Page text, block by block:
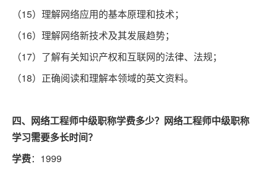
（15）理解网络应用的基本原理和技术；
（16）理解网络新技术及其发展趋势；
（17）了解有关知识产权和互联网的法律、法规；
（18）正确阅读和理解本领域的英文资料。
四、网络工程师中级职称学费多少？网络工程师中级职称
学习需要多长时间？
学费：1999